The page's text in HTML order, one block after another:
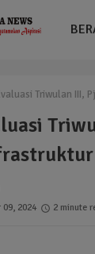
Triwulan III,
2024
2 minute